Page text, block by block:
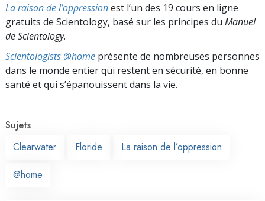
La raison de l’oppressionest l’un des 19 cours en ligne
gratuits de Scientology, basé sur les principes du Manuel
de Scientology.
Scientologists @home présente de nombreuses personnes
dans le monde entier qui restent en sécurité, en bonne
santé et qui s’épanouissent dans la vie.
Sujets
Clearwater
Floride La raison de l’oppression
@home